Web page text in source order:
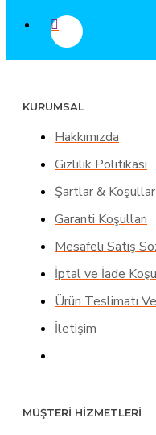
KURUMSAL
Hakkımızda
Gizlilik Politikası
Şartlar & Koşullar
Garanti Koşulları
Mesafeli Satış
İptal ve İade
Ürün Teslimatı
İletişim
MÜŞTERİ HİZMETLERİ